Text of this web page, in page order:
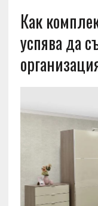
Как
успява да